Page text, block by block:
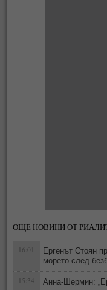
ОЩЕ НОВИНИ ОТ
16:01
Ергенът Стоян
морето след
15:34
Анна-Шермин: